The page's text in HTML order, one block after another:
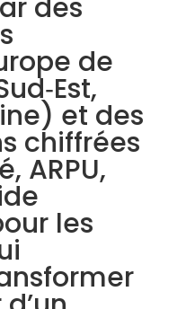
des
de
et des
chiffrées
ARPU,
les